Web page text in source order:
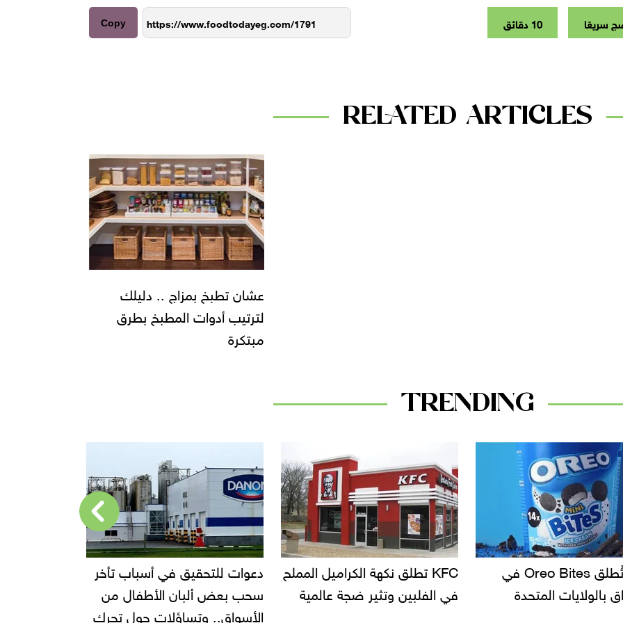
سريعًا 10 دقائق Copy
RELATED ARTICLES
عشان تطبخ بمزاج .. دليلك
لترتيب أدوات المطبخ بطرق
مبتكرة
TRENDING
KFC تطلق نكهة الكراميل المملح
وتثير ضجة عالمية
دعوات للتحقيق في أسباب تأخر
سحب بعض ألبان الأطفال من
إحالة مالك محل إيتوال للمحاكمة
الجنائية العاجلة